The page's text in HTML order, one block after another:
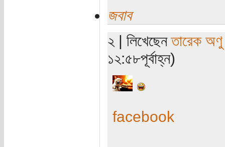
জবাব
২ | লিখেছেনতারেক অণু
১২:৫৮পূর্বাহ্ন)
facebook